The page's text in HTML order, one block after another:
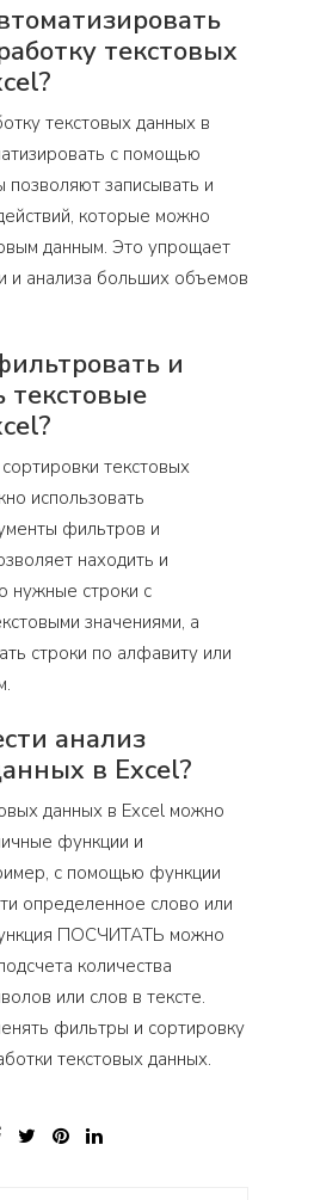
текстовых
текстовых данных в
с помощью
записывать и
которые можно
данным. Это упрощает
и анализа больших объемов
и
текстовые
текстовых
использовать
фильтров и
находить и
нужные строки с
значениями, а
строки по алфавиту или
анализ
в Excel?
данных в Excel можно
функции и
с помощью функции
определенное слово или
ПОСЧИТАТЬ можно
количества
или слов в тексте.
фильтры и сортировку
текстовых данных.